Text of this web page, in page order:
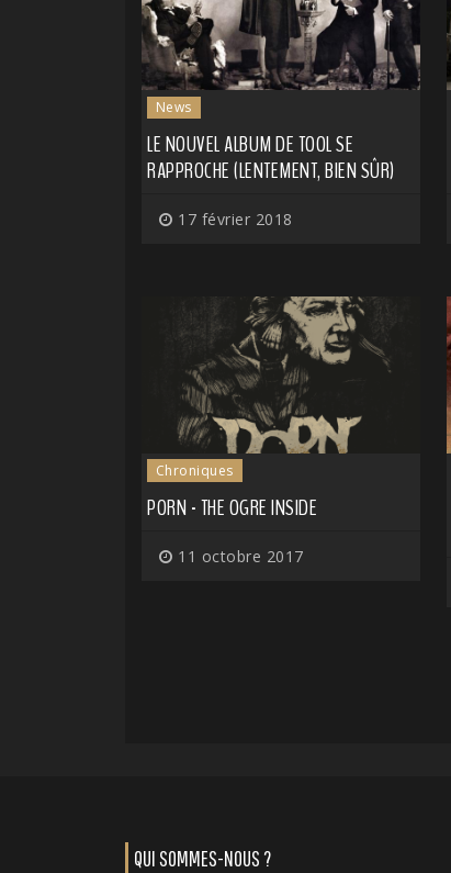
News
LE NOUVEL ALBUM DE TOOL SE
RAPPROCHE (LENTEMENT, BIEN SÛR)
17 février 2018
Chroniques
PORN - THE OGRE INSIDE
11 octobre 2017
QUI SOMMES-NOUS ?